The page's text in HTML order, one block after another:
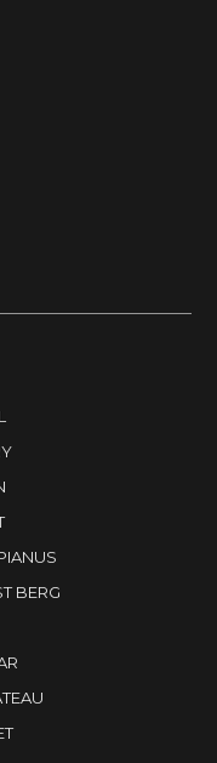
BERG